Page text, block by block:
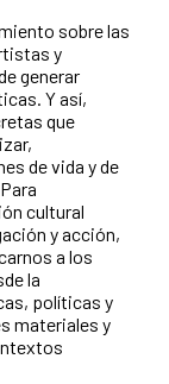
sobre las
y
generar
Y así,
que
de vida y de
cultural
y acción,
a los
la
políticas y
materiales y